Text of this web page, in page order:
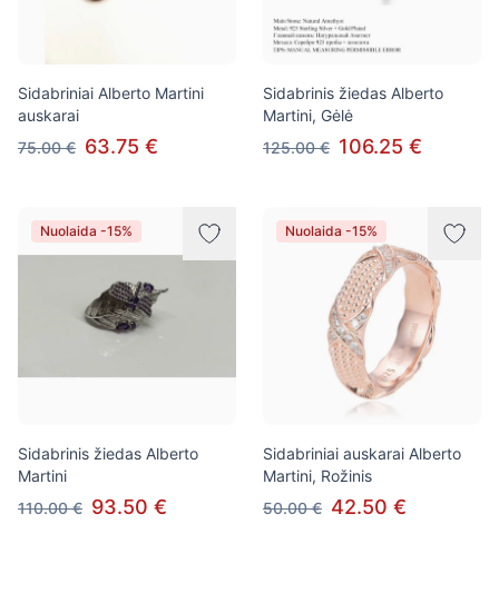
Sidabriniai Alberto Martini
auskarai
75.00 € 63.75 €
Sidabrinis žiedas Alberto
Martini, Gėlė
125.00 € 106.25 €
Nuolaida -15%
Sidabrinis žiedas Alberto
Martini
110.00 € 93.50 €
Nuolaida -15%
Sidabriniai auskarai Alberto
Martini, Rožinis
50.00 € 42.50 €